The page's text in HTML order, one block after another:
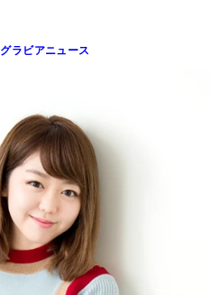
グラビアニュース